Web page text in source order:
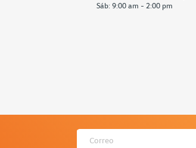
Sáb: 9:00 am - 2:00 pm